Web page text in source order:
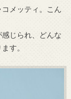
メッティ。こん
じられ、どんな
す。